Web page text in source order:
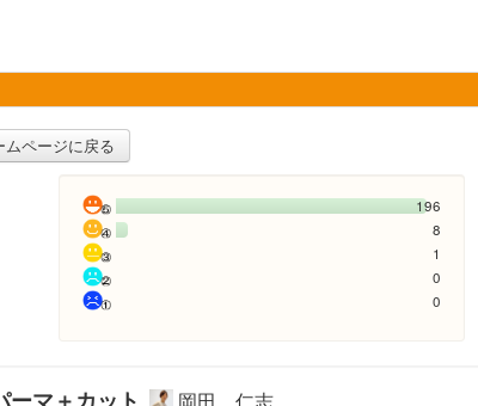
ムページに戻る
196
8
1
0
0
岡田 仁志